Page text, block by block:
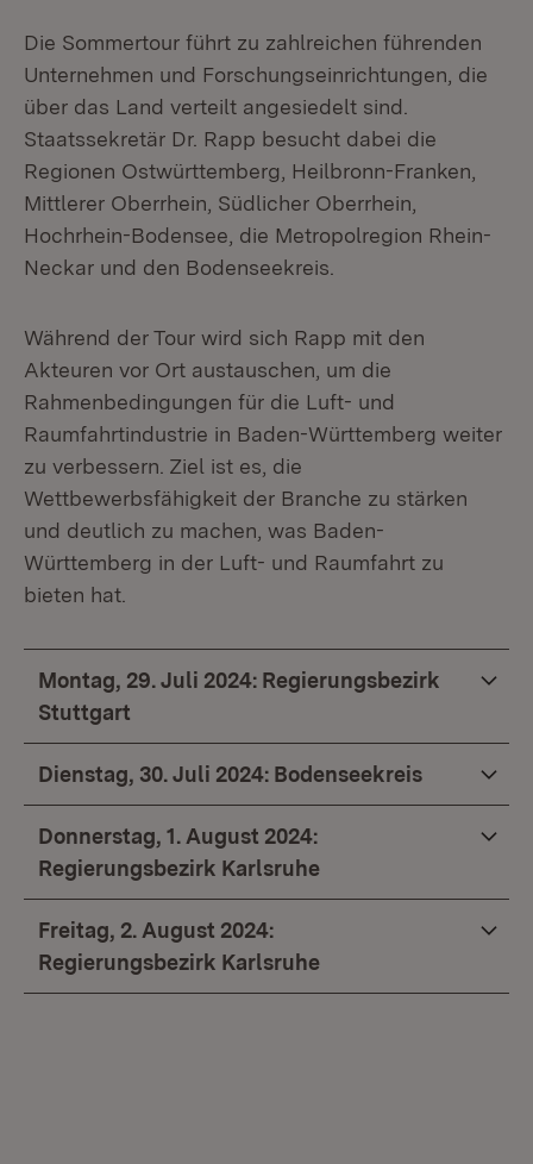
Die Sommertour führt zu zahlreichen führenden
Unternehmen und Forschungseinrichtungen, die
über das Land verteilt angesiedelt sind.
Staatssekretär Dr. Rapp besucht dabei die
Regionen Ostwürttemberg, Heilbronn-Franken,
Mittlerer Oberrhein, Südlicher Oberrhein,
Hochrhein-Bodensee, die Metropolregion Rhein-
Neckar und den Bodenseekreis.
Während der Tour wird sich Rapp mit den
Akteuren vor Ort austauschen, um die
Rahmenbedingungen für die Luft- und
Raumfahrtindustrie in Baden-Württemberg weiter
zu verbessern. Ziel ist es, die
Wettbewerbsfähigkeit der Branche zu stärken
und deutlich zu machen, was Baden-
Württemberg in der Luft- und Raumfahrt zu
bieten hat.
Montag, 29. Juli 2024: Regierungsbezirk
Stuttgart
Dienstag, 30. Juli 2024: Bodenseekreis
Donnerstag, 1. August 2024:
Regierungsbezirk Karlsruhe
Freitag, 2. August 2024:
Regierungsbezirk Karlsruhe